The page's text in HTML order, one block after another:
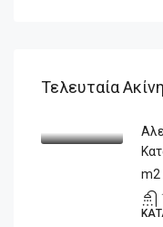
Τελευταία
m2
1